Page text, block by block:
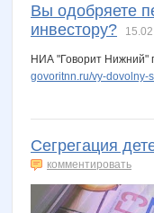
Вы одобряете
инвестору?
НИА "Говорит Нижний"
govoritnn.ru/vy-dovolny-
Сегрегация
комментировать